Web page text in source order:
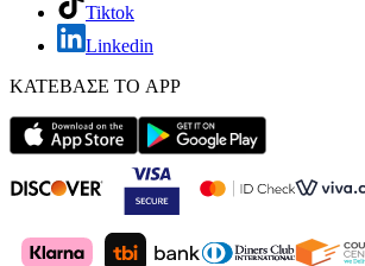
Tiktok
Linkedin
ΚΑΤΕΒΑΣΕ ΤΟ APP